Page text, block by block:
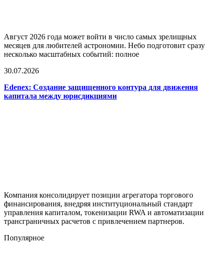
Август 2026 года может войти в число самых зрелищных
месяцев для любителей астрономии. Небо подготовит сразу
несколько масштабных событий: полное
30.07.2026
Edenex: Создание защищенного контура для движения
капитала между юрисдикциями
Компания консолидирует позиции агрегатора торгового
финансирования, внедряя институциональный стандарт
управления капиталом, токенизации RWA и автоматизации
трансграничных расчетов с привлечением партнеров.
Популярное